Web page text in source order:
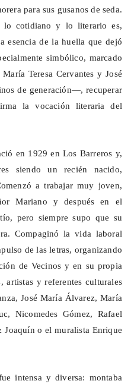
para sus gusanos de seda.
lo cotidiano y lo literario es,
esencia de la huella que dejó
simbólico, marcado
Teresa Cervantes y José
de generación—, recuperar
la vocación literaria del
en 1929 en Los Barreros y,
siendo un recién nacido,
a trabajar muy joven,
Mariano y después en el
pero siempre supo que su
Compaginó la vida laboral
de las letras, organizando
de Vecinos y en su propia
artistas y referentes culturales
José María Álvarez, María
, Nicomedes Gómez, Rafael
o el muralista Enrique
intensa y diversa: montaba